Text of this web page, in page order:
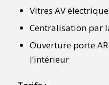
Vitres AV
Centralisation par
Ouverture porte
l’intérieur